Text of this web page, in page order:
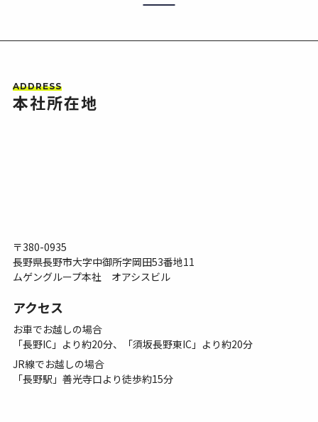
ADDRESS
本社所在地
〒380-0935
長野県長野市大字中御所字岡田53番地11
ムゲングループ本社 オアシスビル
アクセス
お車でお越しの場合
「長野IC」より約20分、「須坂長野東IC」より約20分
JR線でお越しの場合
「長野駅」善光寺口より徒歩約15分